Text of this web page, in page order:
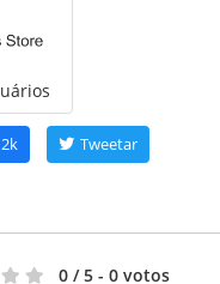
2k Tweetar
0 / 5 - 0 votos